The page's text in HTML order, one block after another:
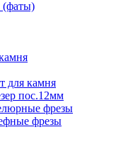
для камня
пос.12мм
фрезы
фрезы